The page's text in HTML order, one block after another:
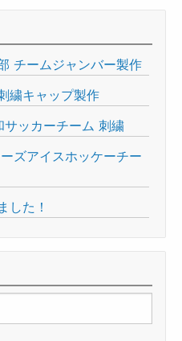
チームジャンバー製作
繍キャップ製作
ッカーチーム 刺繍
ズアイスホッケーチー
した！